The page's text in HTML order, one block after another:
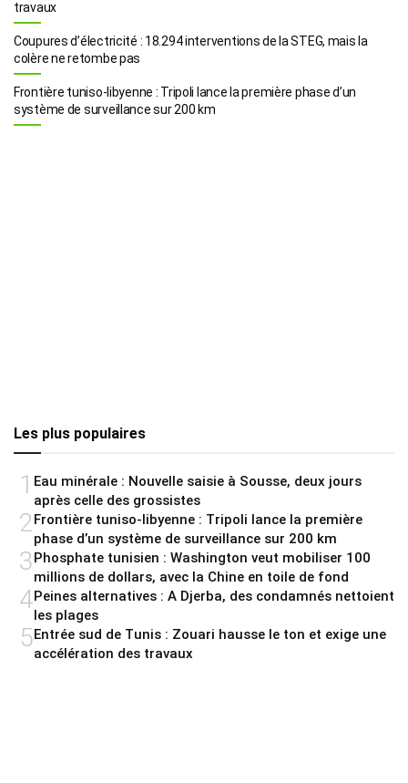
travaux
Coupures d’électricité : 18.294 interventions de la STEG, mais la
colère ne retombe pas
Frontière tuniso-libyenne : Tripoli lance la première phase d’un
système de surveillance sur 200 km
Les plus populaires
1 Eau minérale : Nouvelle saisie à Sousse, deux jours
après celle des grossistes
2Frontière tuniso-libyenne : Tripoli lance la première
phase d’un système de surveillance sur 200 km
3Phosphate tunisien : Washington veut mobiliser 100
millions de dollars, avec la Chine en toile de fond
4Peines alternatives : A Djerba, des condamnés nettoient
les plages
5Entrée sud de Tunis : Zouari hausse le ton et exige une
accélération des travaux